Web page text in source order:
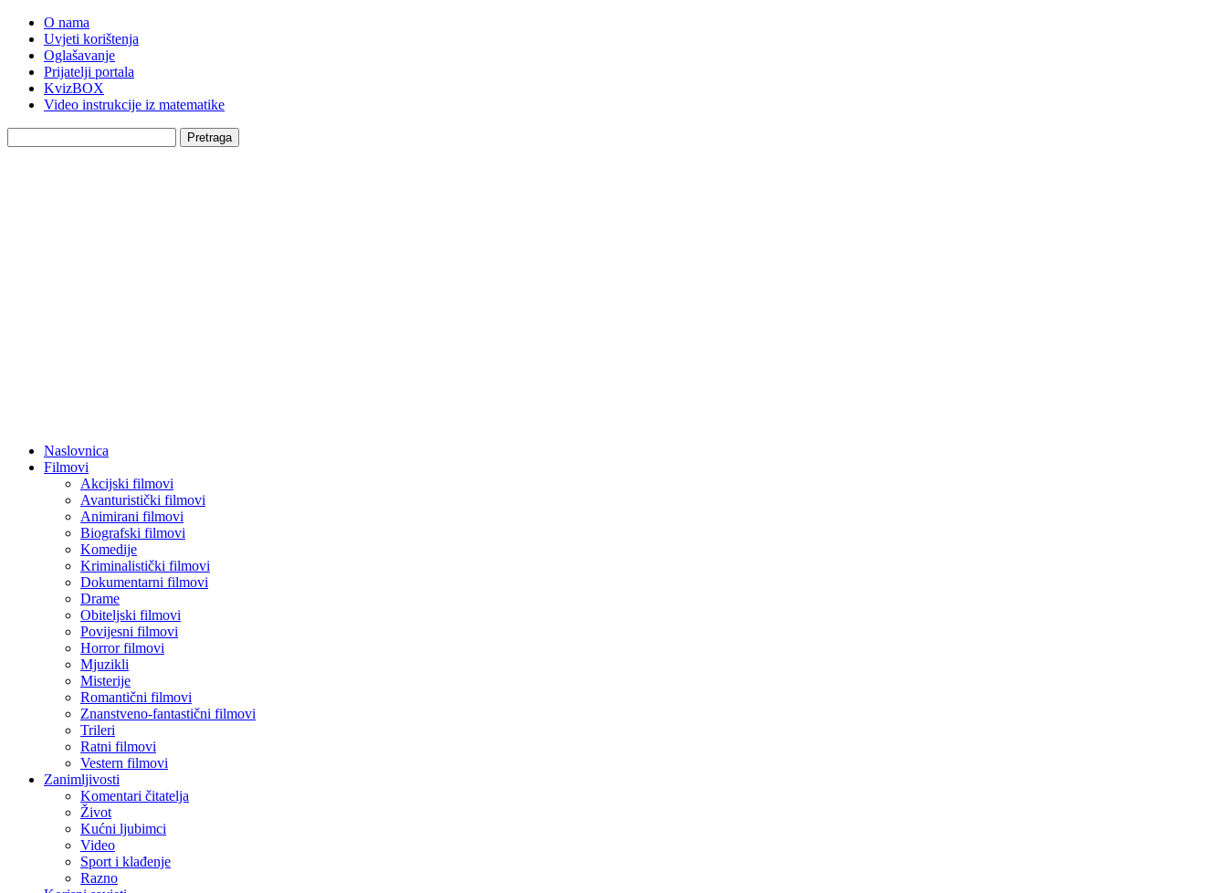
O nama
Uvjeti korištenja
Oglašavanje
Prijatelji portala
KvizBOX
Video instrukcije iz matematike
Pretraga
Naslovnica
Filmovi
Akcijski filmovi
Avanturistički filmovi
Animirani filmovi
Biografski filmovi
Komedije
Kriminalistički filmovi
Dokumentarni filmovi
Drame
Obiteljski filmovi
Povijesni filmovi
Horror filmovi
Mjuzikli
Misterije
Romantični filmovi
Znanstveno-fantastični filmovi
Trileri
Ratni filmovi
Vestern filmovi
Zanimljivosti
Komentari čitatelja
Život
Kućni ljubimci
Video
Sport i klađenje
Razno